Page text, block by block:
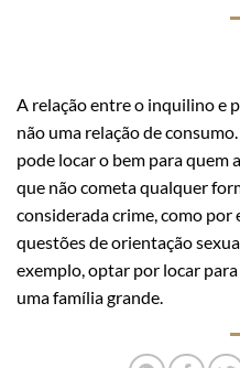
A relação entre o inquilino e
não uma relação de
pode locar o bem para quem
que não cometa qualquer
considerada crime, como
questões de orientação
exemplo, optar por locar
uma família grande.